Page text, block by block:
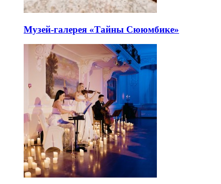
Музей-галерея «Тайны Сююмбике»